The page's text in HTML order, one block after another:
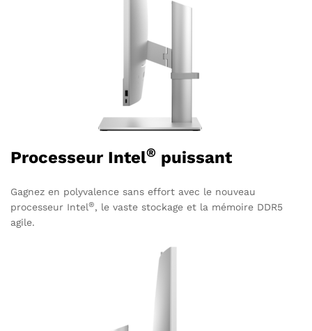
Processeur Intel® puissant
Gagnez en polyvalence sans effort avec le nouveau
processeur Intel®, le vaste stockage et la mémoire DDR5
agile.